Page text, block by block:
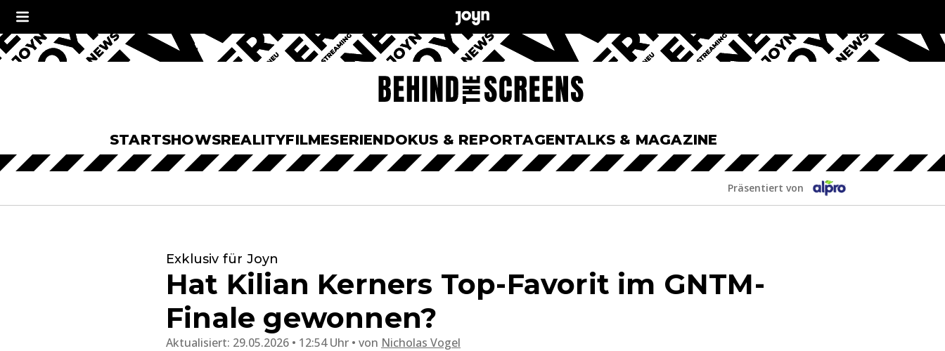
STARTSHOWSREALITYFILMESERIENDOKUS & REPORTAGENTALKS & MAGAZINE
Präsentiert von
Exklusiv für Joyn
Hat Kilian Kerners Top-Favorit im GNTM-
Finale gewonnen?
Aktualisiert: 29.05.2026 • 12:54 Uhr von Nicholas Vogel